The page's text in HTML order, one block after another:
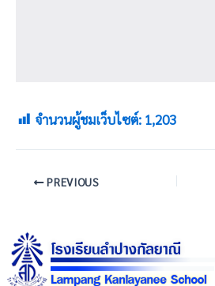
จำนวนผู้ชมเว็บไซต์: 1,203
PREVIOUS